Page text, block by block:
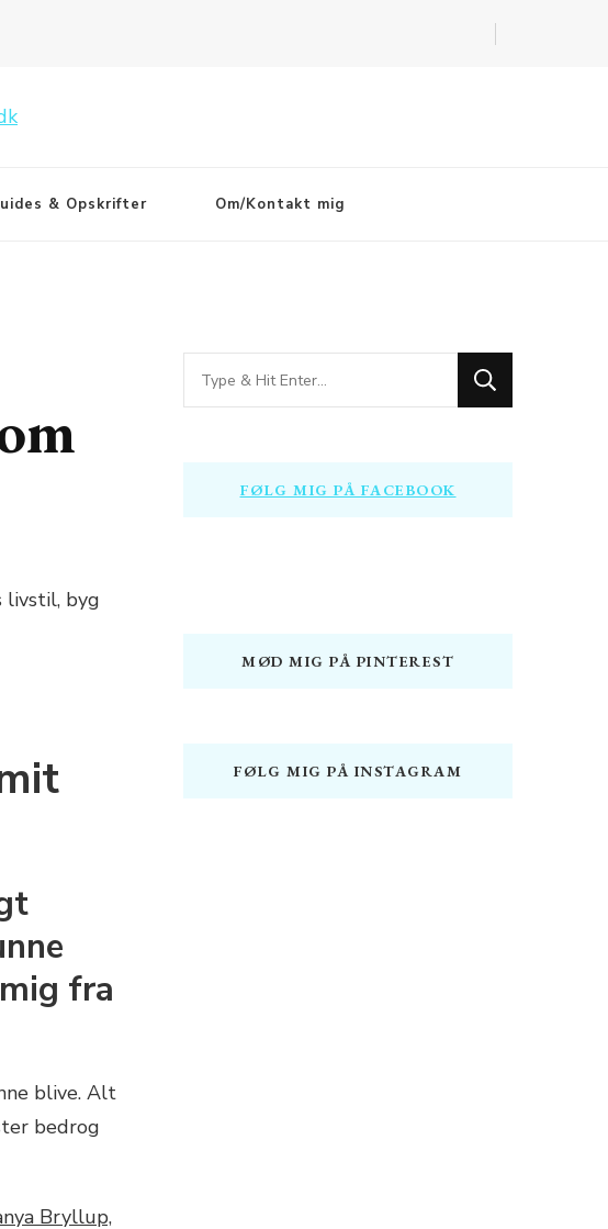
& Opskrifter Om/Kontakt mig
fra
blive. Alt
bedrog
Looking
for
FØLG MIG PÅ FACEBOOK
MØD MIG PÅ PINTEREST
FØLG MIG PÅ INSTAGRAM